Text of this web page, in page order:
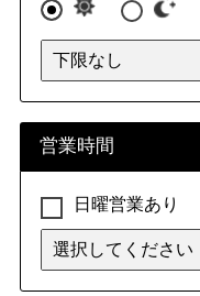
営業時間
日曜営業あり